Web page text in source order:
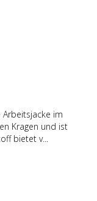
im
Kragen und ist
bietet v...